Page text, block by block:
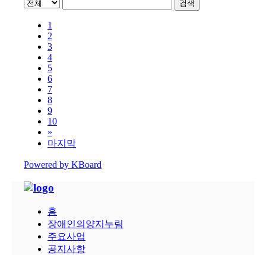
검색
1
2
3
4
5
6
7
8
9
10
»
마지막
Powered by KBoard
홈
장애인의양지누림
주요사업
공지사항